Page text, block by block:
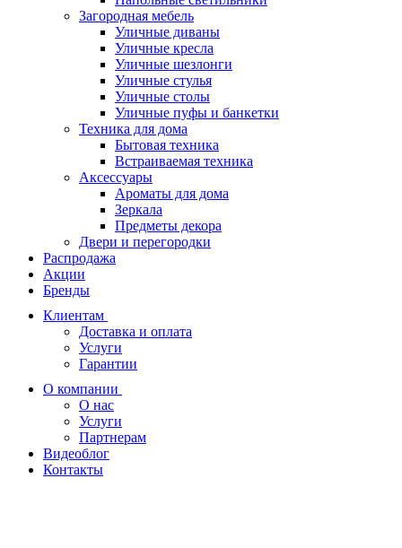
Загородная мебель
Уличные диваны
Уличные кресла
Уличные шезлонги
Уличные стулья
Уличные столы
Уличные пуфы и банкетки
Техника для дома
Бытовая техника
Встраиваемая техника
Аксессуары
Ароматы для дома
Зеркала
Предметы декора
Двери и перегородки
Распродажа
Акции
Бренды
Клиентам
Доставка и оплата
Услуги
Гарантии
О компании
О нас
Услуги
Партнерам
Видеоблог
Контакты